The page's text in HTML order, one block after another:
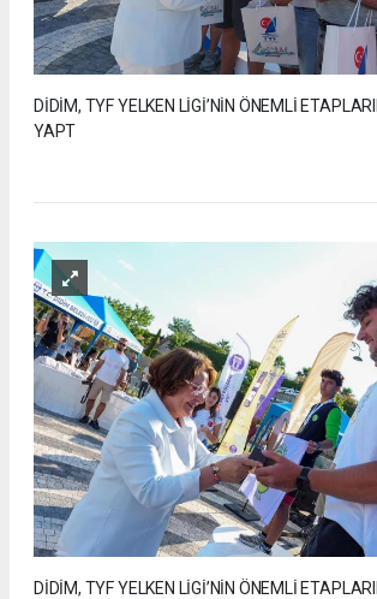
DİDİM, TYF YELKEN LİGİ’NİN ÖNEMLİ
YAPT
DİDİM, TYF YELKEN LİGİ’NİN ÖNEMLİ